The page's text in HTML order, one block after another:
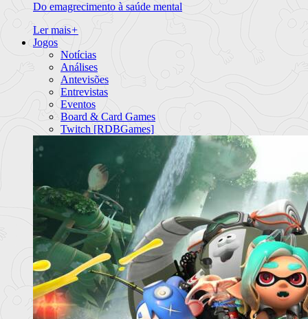
Do emagrecimento à saúde mental
Ler mais+
Jogos
Notícias
Análises
Antevisões
Entrevistas
Eventos
Board & Card Games
Twitch [RDBGames]